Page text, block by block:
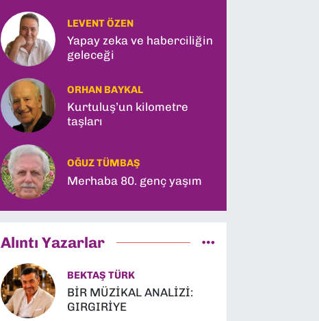
LEVENT ÖZEN
Yapay zeka ve haberciliğin
geleceği
ORHAN BAYKAL
Kurtuluş’un kilometre
taşları
OĞUZ TÜMBAŞ
Merhaba 80. genç yaşım
Alıntı Yazarlar
BEKTAŞ TÜRK
BİR MÜZİKAL ANALİZİ:
GIRGIRİYE